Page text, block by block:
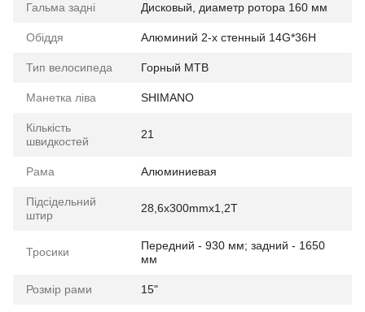
Гальма задні Дисковый, диаметр ротора 160 мм
Обіддя Алюминий 2-х стенный 14G*36H
Тип велосипеда Горный MTB
Манетка ліва SHIMANO
Кількість
швидкостей
21
Рама Алюминиевая
Підсідельний
штир
28,6х300mmх1,2T
Тросики
Передний - 930 мм; задний - 1650
мм
Розмір рами 15"